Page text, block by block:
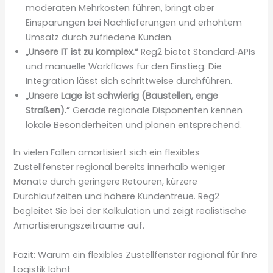
moderaten Mehrkosten führen, bringt aber
Einsparungen bei Nachlieferungen und erhöhtem
Umsatz durch zufriedene Kunden.
„Unsere IT ist zu komplex.“ Reg2 bietet Standard‑APIs
und manuelle Workflows für den Einstieg. Die
Integration lässt sich schrittweise durchführen.
„Unsere Lage ist schwierig (Baustellen, enge
Straßen).” Gerade regionale Disponenten kennen
lokale Besonderheiten und planen entsprechend.
In vielen Fällen amortisiert sich ein flexibles
Zustellfenster regional bereits innerhalb weniger
Monate durch geringere Retouren, kürzere
Durchlaufzeiten und höhere Kundentreue. Reg2
begleitet Sie bei der Kalkulation und zeigt realistische
Amortisierungszeiträume auf.
Fazit: Warum ein flexibles Zustellfenster regional für Ihre
Logistik lohnt